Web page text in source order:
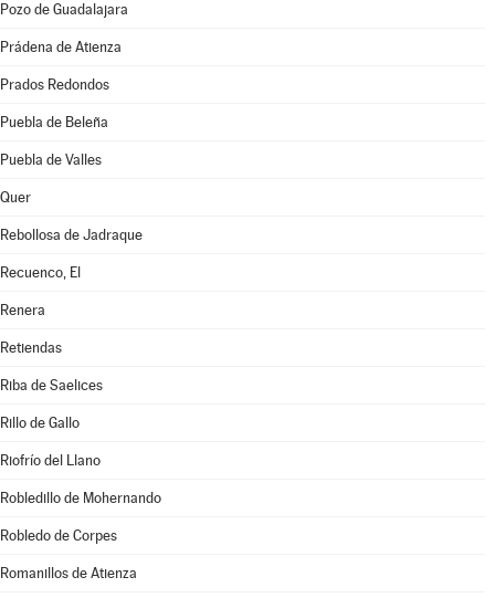
Pozo de Guadalajara
Prádena de Atienza
Prados Redondos
Puebla de Beleña
Puebla de Valles
Quer
Rebollosa de Jadraque
Recuenco, El
Renera
Retiendas
Riba de Saelices
Rillo de Gallo
Riofrío del Llano
Robledillo de Mohernando
Robledo de Corpes
Romanillos de Atienza